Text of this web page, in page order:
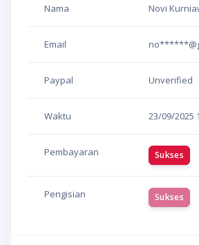
Nama Novi
Email
Paypal Unverified
Waktu 23/09/2025
Pembayaran Sukses
Pengisian Sukses